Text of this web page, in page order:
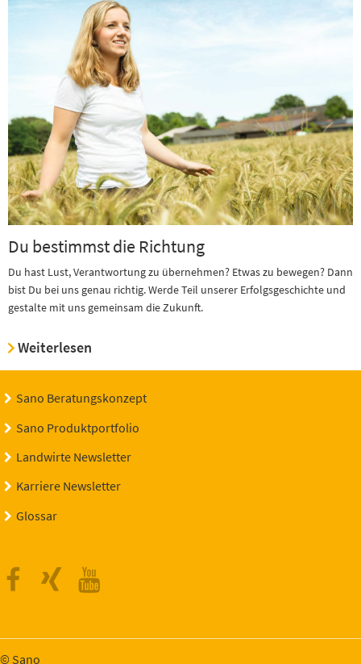
Du bestimmst die Richtung
Du hast Lust, Verantwortung zu übernehmen? Etwas zu bewegen? Dann
bist Du bei uns genau richtig. Werde Teil unserer Erfolgsgeschichte und
gestalte mit uns gemeinsam die Zukunft.
Weiterlesen
Sano Beratungskonzept
Sano Produktportfolio
Landwirte Newsletter
Karriere Newsletter
Glossar
Facebook
Xing
© Sano